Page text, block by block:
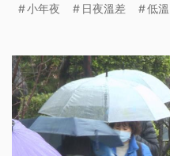
白天氣溫會在20°C以下。
小年夜 日夜溫差 低溫